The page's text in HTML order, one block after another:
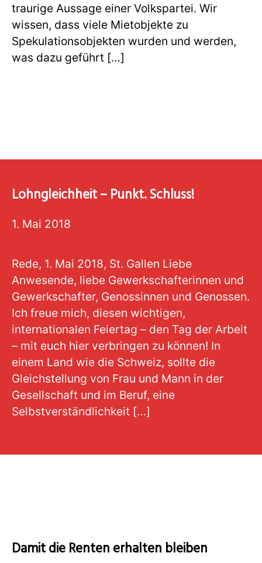
traurige Aussage einer Volkspartei. Wir
wissen, dass viele Mietobjekte zu
Spekulationsobjekten wurden und werden,
was dazu geführt […]
Lohngleichheit – Punkt. Schluss!
1. Mai 2018
Rede, 1. Mai 2018, St. Gallen Liebe
Anwesende, liebe Gewerkschafterinnen und
Gewerkschafter, Genossinnen und Genossen.
Ich freue mich, diesen wichtigen,
internationalen Feiertag – den Tag der Arbeit
– mit euch hier verbringen zu können! In
einem Land wie die Schweiz, sollte die
Gleichstellung von Frau und Mann in der
Gesellschaft und im Beruf, eine
Selbstverständlichkeit […]
Damit die Renten erhalten bleiben